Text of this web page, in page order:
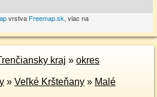
vrstva Freemap.sk, viac na
kraj » okres
» Veľké Kršteňany » Malé